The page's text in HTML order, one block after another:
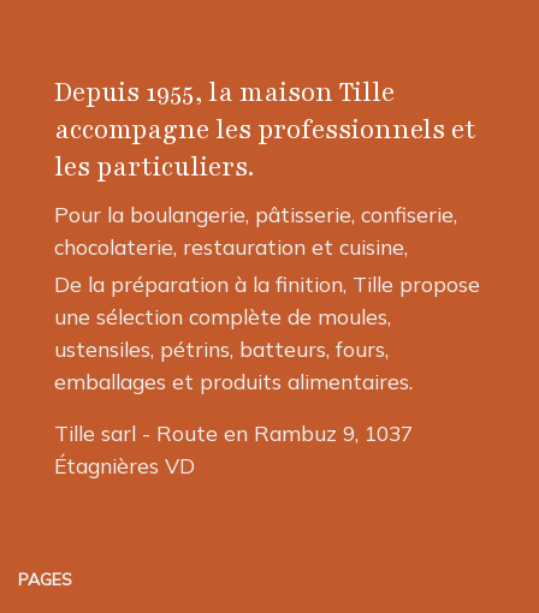
peuvent
choisies
sur
page
du
produit
être
choisies
page
du
produit
Depuis 1955, la maison Tille
accompagne les professionnels et
les particuliers.
Pour la boulangerie, pâtisserie, confiserie,
chocolaterie, restauration et cuisine,
De la préparation à la finition, Tille propose
une sélection complète de moules,
ustensiles, pétrins, batteurs, fours,
emballages et produits alimentaires.
Tille sarl - Route en Rambuz 9, 1037
Étagnières VD
PAGES